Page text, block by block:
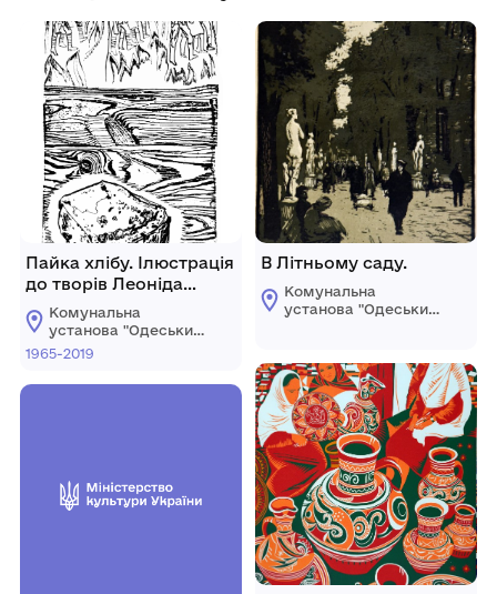
Пайка хлібу. Ілюстрація
до творів Леоніда
Первомайського.
Комунальна
установа "Одеський
національний
1965-2019
В Літньому саду.
Комунальна
установа "Одеський